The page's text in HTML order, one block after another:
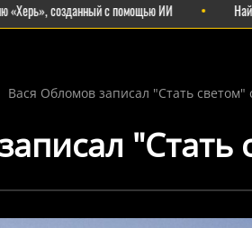
созданный с помощью ИИ Найк
Вася Обломов записал "Стать